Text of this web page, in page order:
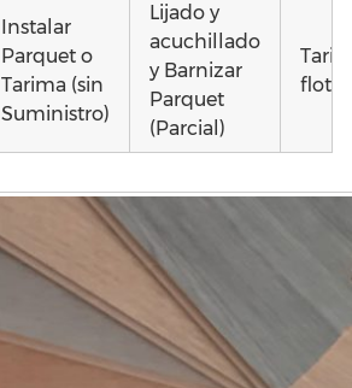
Instalar
Parquet o
Tarima (sin
Suministro)
Lijado y
acuchillado
y Barnizar
Parquet
(Parcial)
parquet o
Tarima
Vivienda
(Completa)
Tarima
Vivienda
(Parcial)